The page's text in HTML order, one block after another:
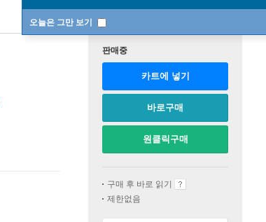
오늘은 그만 보기
판매중
카트에 넣기
바로구매
원클릭구매
구매 후 바로 읽기
제한없음